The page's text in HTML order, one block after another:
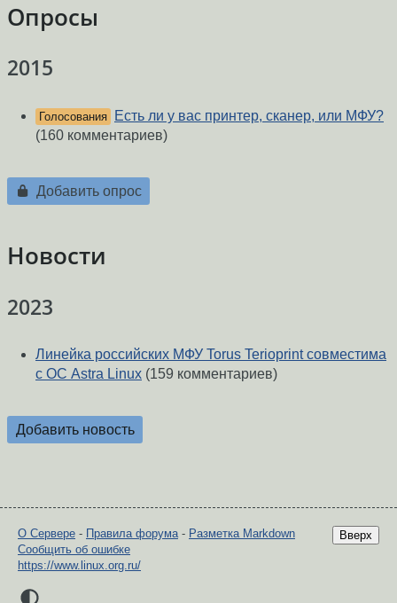
Опросы
2015
Голосования
Есть ли у вас принтер, сканер, или МФУ?
(160 комментариев)
Добавить опрос
Новости
2023
Линейка российских МФУ Torus Terioprint совместима
с ОС Astra Linux (159 комментариев)
Добавить новость
Вверх
О Сервере - Правила форума- Разметка Markdown
Сообщить об ошибке
https://www.linux.org.ru/